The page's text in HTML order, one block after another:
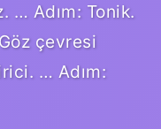
… Adım: Tonik.
çevresi
… Adım: